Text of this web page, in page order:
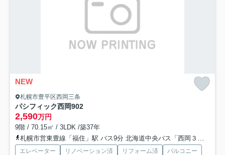
NEW
札幌市豊平区西岡三条
パシフィック西岡902
2,590万円
9階 / 70.15㎡ / 3LDK /築37年
札幌市営東豊線「福住」駅 バス9分 北海道中央バス「西岡３条３丁目」 停歩1分
エレベーター リノベーション済 リフォーム済
バルコニー